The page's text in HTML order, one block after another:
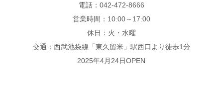
電話：042-472-8666
営業時間：10:00～17:00
休日：火・水曜
交通：西武池袋線「東久留米」駅西口より徒歩1分
2025年4月24日OPEN